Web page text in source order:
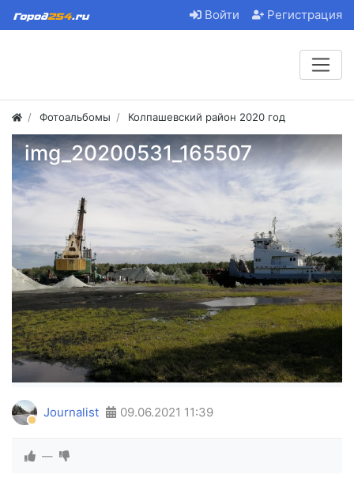
Войти Регистрация
Фотоальбомы Колпашевский район 2020 год
img_20200531_165507
Journalist 09.06.2021 11:39
—